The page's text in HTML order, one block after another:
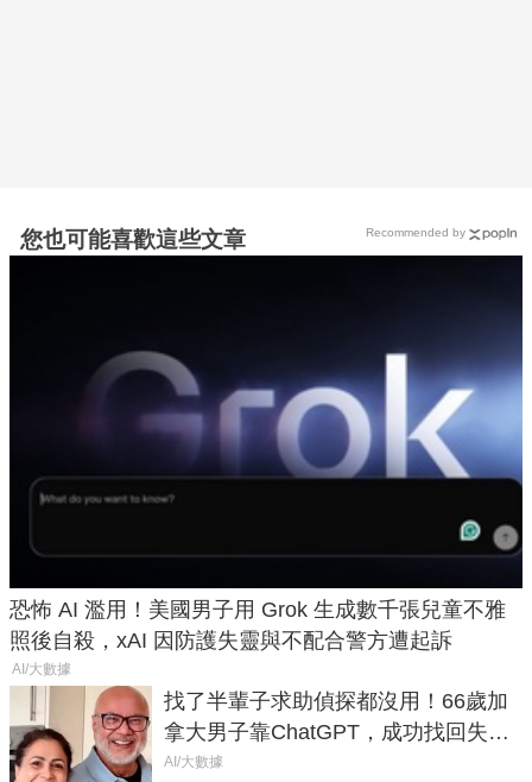
您也可能喜歡這些文章
恐怖 AI 濫用！美國男子用 Grok 生成數千張兒童不雅
照後自殺，xAI 因防護失靈與不配合警方遭起訴
AI/大數據
找了半輩子求助偵探都沒用！66歲加
拿大男子靠ChatGPT，成功找回失散
50年家人
AI/大數據
Recommended by